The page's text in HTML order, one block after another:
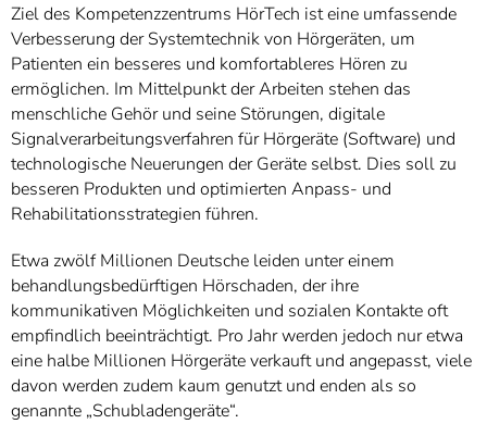
Ziel des Kompetenzzentrums HörTech ist eine umfassende
Verbesserung der Systemtechnik von Hörgeräten, um
Patienten ein besseres und komfortableres Hören zu
ermöglichen. Im Mittelpunkt der Arbeiten stehen das
menschliche Gehör und seine Störungen, digitale
Signalverarbeitungsverfahren für Hörgeräte (Software) und
technologische Neuerungen der Geräte selbst. Dies soll zu
besseren Produkten und optimierten Anpass- und
Rehabilitationsstrategien führen.
Etwa zwölf Millionen Deutsche leiden unter einem
behandlungsbedürftigen Hörschaden, der ihre
kommunikativen Möglichkeiten und sozialen Kontakte oft
empfindlich beeinträchtigt. Pro Jahr werden jedoch nur etwa
eine halbe Millionen Hörgeräte verkauft und angepasst, viele
davon werden zudem kaum genutzt und enden als so
genannte „Schubladengeräte“.